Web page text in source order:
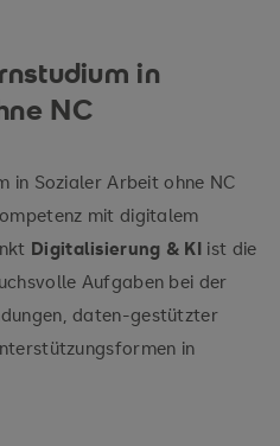
in
NC
in Sozialer Arbeit ohne NC
mit digitalem
Digitalisierung & KI ist die
Aufgaben bei der
daten-gestützter
in